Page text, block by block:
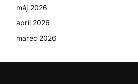
máj 2026
apríl 2026
marec 2026